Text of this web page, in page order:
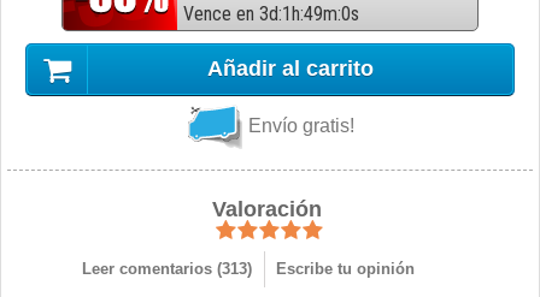
Vence en 3d:1h:48m:59
Añadir al carrito
Envío gratis!
Valoración
Leer comentarios (313) Escribe tu opinión